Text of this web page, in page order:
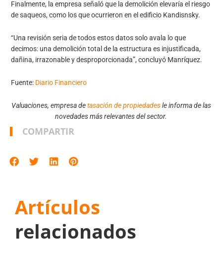
Finalmente, la empresa señaló que la demolición elevaría el riesgo
de saqueos, como los que ocurrieron en el edificio Kandisnsky.
“Una revisión seria de todos estos datos solo avala lo que
decimos: una demolición total de la estructura es injustificada,
dañina, irrazonable y desproporcionada”, concluyó Manríquez.
Fuente: Diario Financiero
Valuaciones, empresa detasación de propiedadesle informa de las
novedades más relevantes del sector.
COMPARTIR
Artículos
relacionados